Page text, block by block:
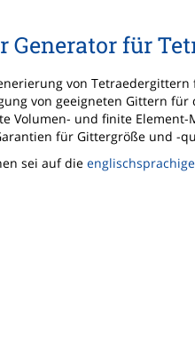
Generator für
von
von geeigneten Gittern
Volumen- und finite Element-
für Gittergröße und -
sei auf die